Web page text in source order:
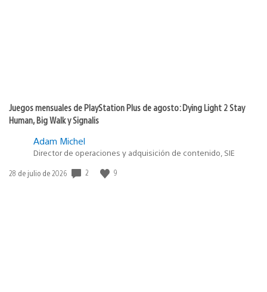
Juegos mensuales de PlayStation Plus de agosto: Dying Light 2 Stay
Human, Big Walk y Signalis
Adam Michel
Director de operaciones y adquisición de contenido, SIE
Fecha
28 de julio de 2026 2 9